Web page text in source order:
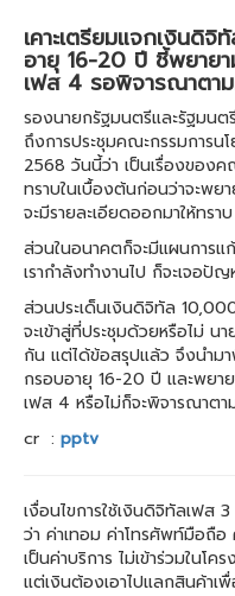
เคาะเตรียมแจกเงินดิ
อายุ 16-20 ปี ชี้พยายา
เฟส 4 รอพิจารณาตาม
รองนายกรัฐมนตรีและรัฐมน
ถึงการประชุมคณะกรรมการน
2568 วันนี้ว่า เป็นเรื่องของค
ทราบในเบื้องต้นก่อนว่าจะพย
จะมีรายละเอียดออกมาให้ทรา
ส่วนในอนาคตก็จะมีแผนการแ
เรากำลังทำงานไป ก็จะเจอปัญ
ส่วนประเด็นเงินดิจิทัล
จะเข้าสู่ที่ประชุมด้วยหรือไม่ น
กัน แต่ได้ข้อสรุปแล้ว จึงนำมา
กรอบอายุ 16-20 ปี และพยาย
เฟส 4 หรือไม่ก็จะพิจารณาตา
cr : pptv
เงื่อนไขการใช้เงินดิจิทัลเฟ
ว่า ค่าเทอม ค่าโทรศัพท์มือถือ
เป็นค่าบริการ ไม่เข้าร่วมในโ
แต่เงินต้องเอาไปแลกสินค้าเพื่